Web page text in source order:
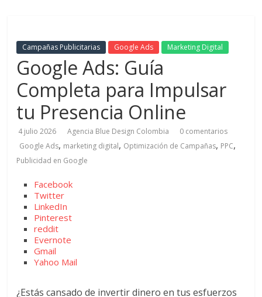
Revistas
de
Marketing
en
Colombia
Revistas
de
Campañas Publicitarias Google Ads Marketing Digital
Google Ads: Guía
Completa para Impulsar
tu Presencia Online
4 julio 2026 Agencia Blue Design Colombia
0 comentarios
Google Ads, marketing digital, Optimización de Campañas, PPC,
Publicidad en Google
Facebook
Twitter
LinkedIn
Pinterest
reddit
Evernote
Gmail
Yahoo Mail
¿Estás cansado de invertir dinero en tus esfuerzos